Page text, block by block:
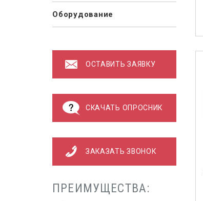
Оборудование
ОСТАВИТЬ ЗАЯВКУ
СКАЧАТЬ ОПРОСНИК
ЗАКАЗАТЬ ЗВОНОК
ПРЕИМУЩЕСТВА: